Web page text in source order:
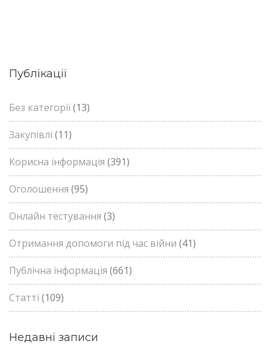
Публікації
Без категорії(13)
Закупівлі (11)
Корисна інформація (391)
Оголошення (95)
Онлайн тестування (3)
Отримання допомоги під час війни (41)
Публічна інформація (661)
Статті (109)
Недавні записи